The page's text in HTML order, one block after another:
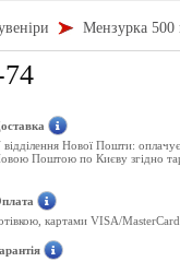
Мензурка
Нової Пошти:
Поштою по Києву згідно
картами VISA/MasterCard